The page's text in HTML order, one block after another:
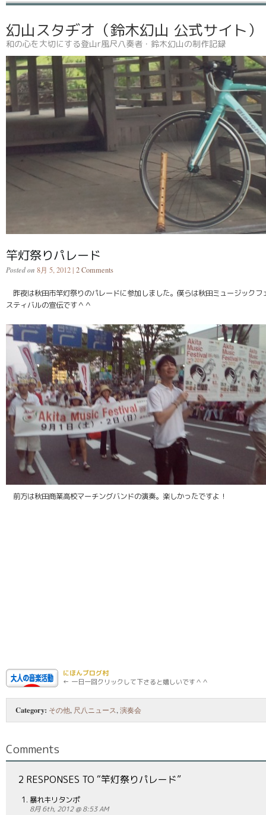
幻山スタヂオ（鈴木幻山 公式サイト
和の心を大切にする登山r風尺八奏者・鈴木幻山の制作記録
竿灯祭りパレード
Posted on 8月 5, 2012 | 2 Comments
昨夜は秋田市竿灯祭りのパレードに参加しました。僕らは秋田ミュージックフ
スティバルの宣伝です＾＾
前方は秋田商業高校マーチングバンドの演奏。楽しかったですよ！
にほんブログ村
← 一日一回クリックして下さると嬉しいです＾＾
Category: その他, 尺八ニュース,演奏会
Comments
2 RESPONSES TO “竿灯祭りパレード”
暴れキリタンポ
8月 6th, 2012 @ 8:53 AM